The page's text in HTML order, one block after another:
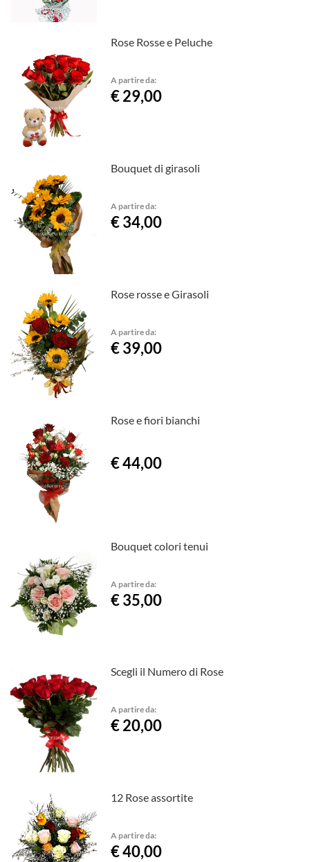
Rose Rosse e Peluche
A partire da:
€ 29,00
Bouquet di girasoli
A partire da:
€ 34,00
Rose rosse e Girasoli
A partire da:
€ 39,00
Rose e fiori bianchi
€ 44,00
Bouquet colori tenui
A partire da:
€ 35,00
Scegli il Numero di Rose
A partire da:
€ 20,00
12 Rose assortite
A partire da:
€ 40,00